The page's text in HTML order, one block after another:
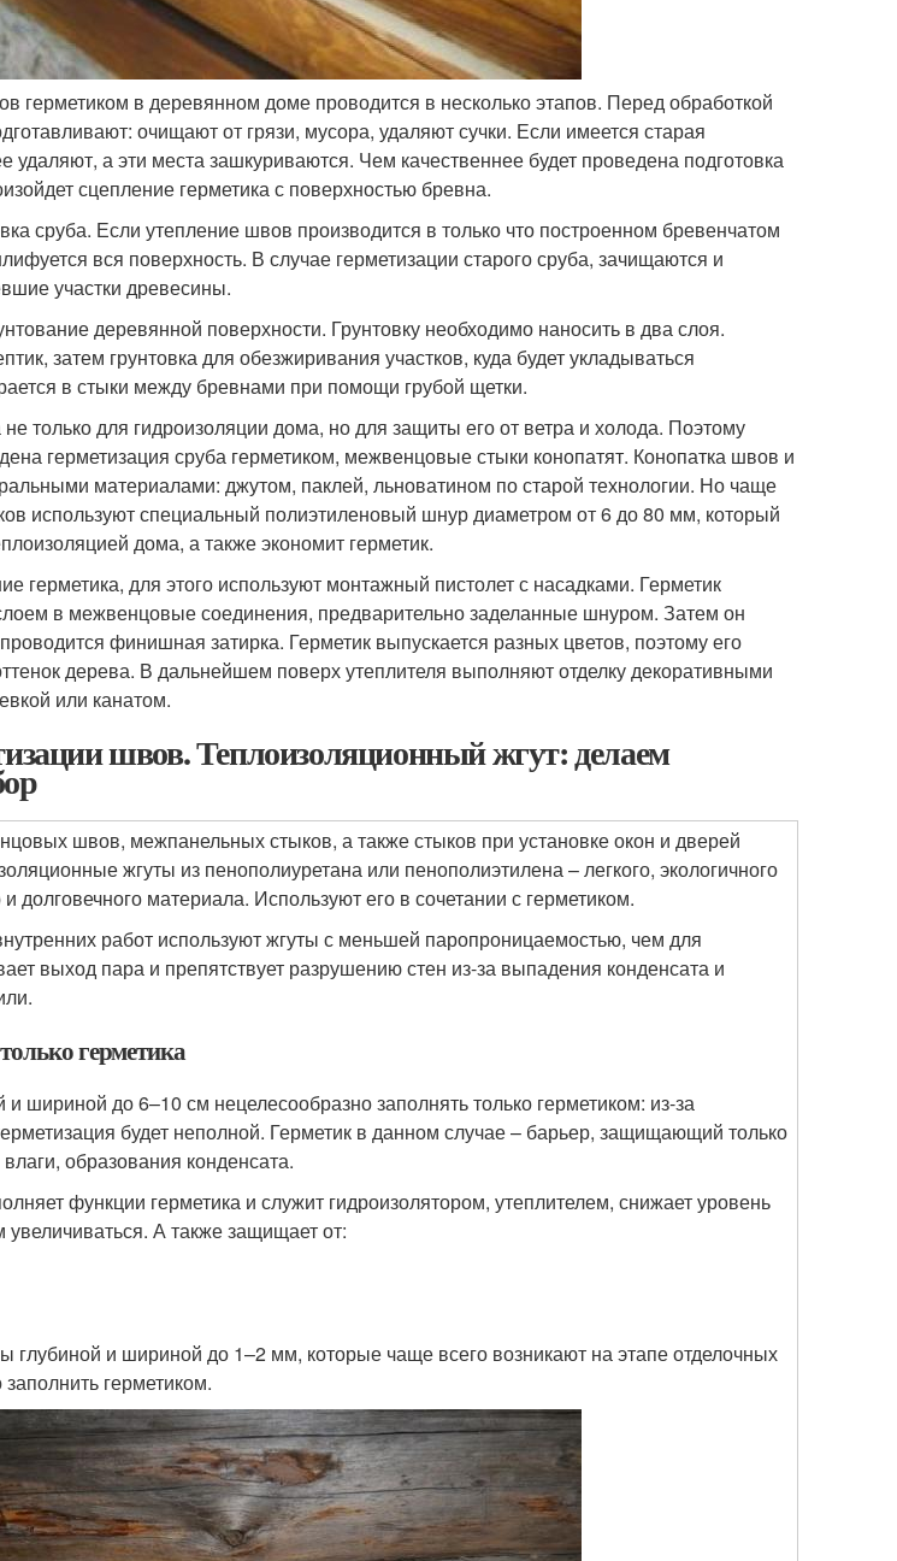
герметиком в деревянном доме проводится в несколько этапов. Перед обработкой
очищают от грязи, мусора, удаляют сучки. Если имеется старая
удаляют, а эти места зашкуриваются. Чем качественнее будет проведена подготовка
сцепление герметика с поверхностью бревна.
сруба. Если утепление швов производится в только что построенном бревенчатом
вся поверхность. В случае герметизации старого сруба, зачищаются и
участки древесины.
деревянной поверхности. Грунтовку необходимо наносить в два слоя.
затем грунтовка для обезжиривания участков, куда будет укладываться
в стыки между бревнами при помощи грубой щетки.
только для гидроизоляции дома, но для защиты его от ветра и холода. Поэтому
герметизация сруба герметиком, межвенцовые стыки конопатят. Конопатка швов и
материалами: джутом, паклей, льноватином по старой технологии. Но чаще
используют специальный полиэтиленовый шнур диаметром от 6 до 80 мм, который
дома, а также экономит герметик.
герметика, для этого используют монтажный пистолет с насадками. Герметик
в межвенцовые соединения, предварительно заделанные шнуром. Затем он
финишная затирка. Герметик выпускается разных цветов, поэтому его
дерева. В дальнейшем поверх утеплителя выполняют отделку декоративными
или канатом.
швов. Теплоизоляционный жгут: делаем
швов, межпанельных стыков, а также стыков при установке окон и дверей
жгуты из пенополиуретана или пенополиэтилена – легкого, экологичного
долговечного материала. Используют его в сочетании с герметиком.
работ используют жгуты с меньшей паропроницаемостью, чем для
выход пара и препятствует разрушению стен из-за выпадения конденсата и
герметика
шириной до 6–10 см нецелесообразно заполнять только герметиком: из-за
будет неполной. Герметик в данном случае – барьер, защищающий только
образования конденсата.
функции герметика и служит гидроизолятором, утеплителем, снижает уровень
А также защищает от:
и шириной до 1–2 мм, которые чаще всего возникают на этапе отделочных
герметиком.